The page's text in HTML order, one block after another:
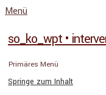
Menü
so_ko_wpt •
Primäres Menü
Springe zum Inhalt